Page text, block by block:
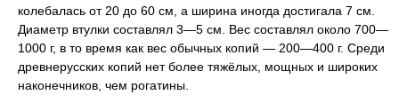
колебалась от 20 до 60 см, а ширина иногда достигала 7 см.
Диаметр втулки составлял 3—5 см. Вес составлял около 700—
1000 г, в то время как вес обычных копий — 200—400 г. Среди
древнерусских копий нет более тяжёлых, мощных и широких
наконечников, чем рогатины.